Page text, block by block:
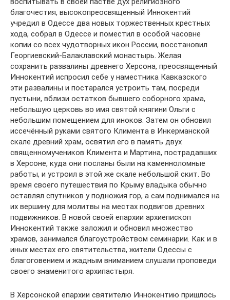
благочестия, высокопреосвященный Иннокентий
учредил в Одессе два новых торжественных крестных
хода, собрал в Одессе и поместил в особой часовне
копии со всех чудотворных икон России, восстановил
Георгиевский-Балаклавский монастырь. Желая
сохранить развалины древнего Херсона, преосвященный
Иннокентий испросил себе у наместника Кавказского
эти развалины и постарался устроить там, посреди
пустыни, вблизи остатков бывшего соборного храма,
небольшую церковь во имя святой княгини Ольги с
небольшим помещением для иноков. Затем он обновил
иссечённый руками святого Климента в Инкерманской
скале древний храм, освятил его в память двух
священномучеников Климента и Мартина, пострадавших
в Херсоне, куда они посланы были на каменноломные
работы, и устроил в этой же скале небольшой скит. Во
время своего путешествия по Крыму владыка обычно
оставлял спутников у подножия гор, а сам поднимался на
их вершину для молитвы на местах подвигов древних
подвижников. В новой своей епархии архиепископ
Иннокентий также заложил и обновил множество
храмов, занимался благоустройством семинарии. Как и в
иных местах его святительства, жители Одессы с
благоговением и жадным вниманием слушали проповеди
своего знаменитого архипастыря.
В Херсонской епархии святителю Иннокентию пришлось